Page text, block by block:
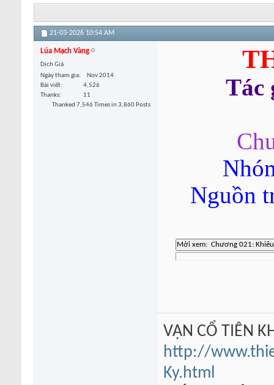
21-03-2026 10:54 AM
Lúa Mạch Vàng
Dịch Giả
Ngày tham gia
Nov 2014
Bài viết
4,526
Thanks
11
Thanked 7,546 Times in 3,860 Posts
Tác
Nguồn
VẠN CỔ TIÊN
http://
Ky.html